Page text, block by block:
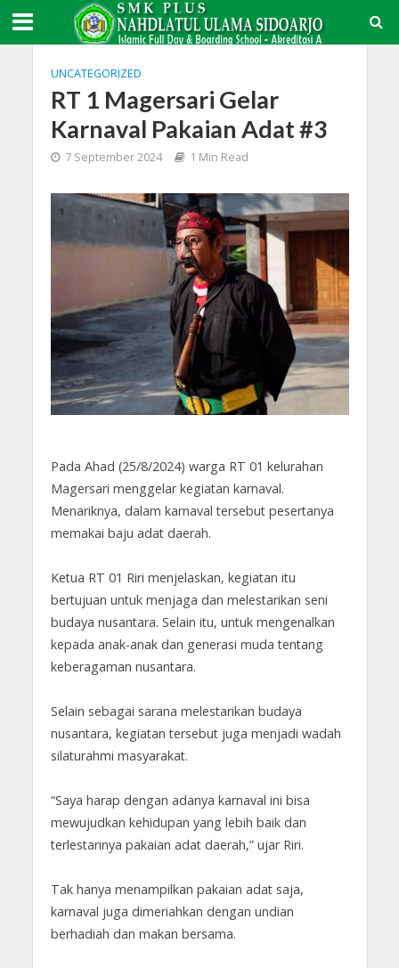
UNCATEGORIZED
RT 1 Magersari Gelar
Karnaval Pakaian Adat #3
7 September 2024 1 Min Read
Pada Ahad (25/8/2024) warga RT 01 kelurahan
Magersari menggelar kegiatan karnaval.
Menariknya, dalam karnaval tersebut pesertanya
memakai baju adat daerah.
Ketua RT 01 Riri menjelaskan, kegiatan itu
bertujuan untuk menjaga dan melestarikan seni
budaya nusantara. Selain itu, untuk mengenalkan
kepada anak-anak dan generasi muda tentang
keberagaman nusantara.
Selain sebagai sarana melestarikan budaya
nusantara, kegiatan tersebut juga menjadi wadah
silaturahmi masyarakat.
“Saya harap dengan adanya karnaval ini bisa
mewujudkan kehidupan yang lebih baik dan
terlestarinya pakaian adat daerah,” ujar Riri.
Tak hanya menampilkan pakaian adat saja,
karnaval juga dimeriahkan dengan undian
berhadiah dan makan bersama.